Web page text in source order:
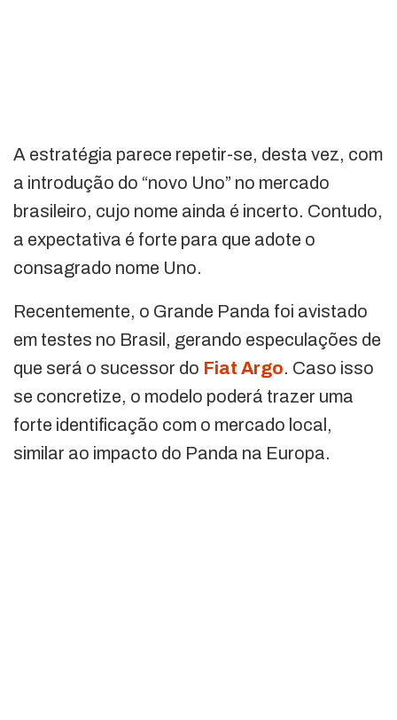
A estratégia parece repetir-se, desta vez, com
a introdução do “novo Uno” no mercado
brasileiro, cujo nome ainda é incerto. Contudo,
a expectativa é forte para que adote o
consagrado nome Uno.
Recentemente, o Grande Panda foi avistado
em testes no Brasil, gerando especulações de
que será o sucessor do Fiat Argo. Caso isso
se concretize, o modelo poderá trazer uma
forte identificação com o mercado local,
similar ao impacto do Panda na Europa.